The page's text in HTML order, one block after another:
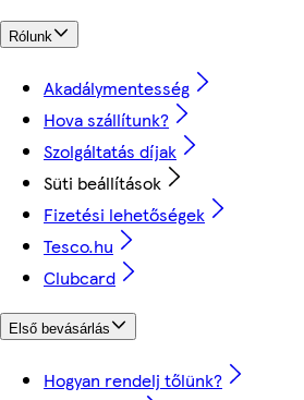
Rólunk
Akadálymentesség
Hova szállítunk?
Szolgáltatás díjak
Süti beállítások
Fizetési lehetőségek
Tesco.hu
Clubcard
Első bevásárlás
Hogyan rendelj tőlünk?